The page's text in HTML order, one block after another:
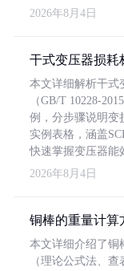
2026年8月4日
干式变压器损耗
本文详细解析干式
（GB/T 10228-
例，分步骤说明变
实例表格，涵盖
快速掌握变压器能
2026年8月4日
铜棒的重量计算
本文详细介绍了铜
（理论公式法、